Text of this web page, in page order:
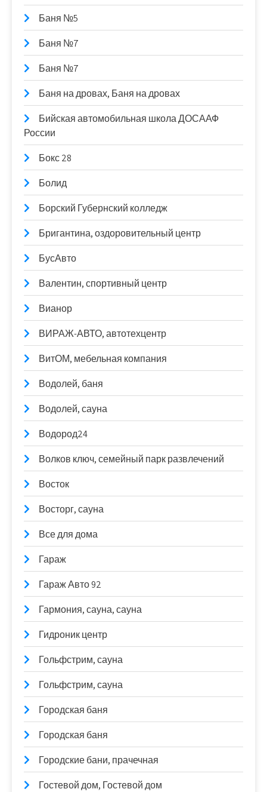
Баня №5
Баня №7
Баня №7
Баня на дровах, Баня на дровах
Бийская автомобильная школа ДОСААФ
России
Бокс 28
Болид
Борский Губернский колледж
Бригантина, оздоровительный центр
БусАвто
Валентин, спортивный центр
Вианор
ВИРАЖ-АВТО, автотехцентр
ВитОМ, мебельная компания
Водолей, баня
Водолей, сауна
Водород24
Волков ключ, семейный парк развлечений
Восток
Восторг, сауна
Все для дома
Гараж
Гараж Авто 92
Гармония, сауна, сауна
Гидроник центр
Гольфстрим, сауна
Гольфстрим, сауна
Городская баня
Городская баня
Городские бани, прачечная
Гостевой дом, Гостевой дом